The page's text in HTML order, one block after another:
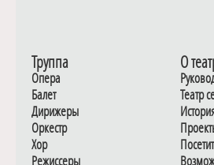
Труппа
Опера
Балет
Дирижеры
Оркестр
Хор
Режиссеры
О
Театр